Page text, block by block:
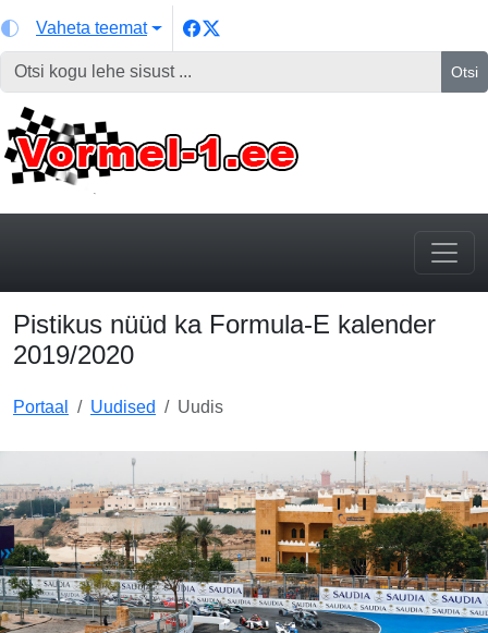
Vaheta teemat
Otsi
Pistikus nüüd ka Formula-E kalender
2019/2020
Portaal Uudised Uudis